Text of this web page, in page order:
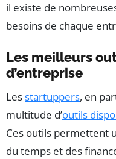
il existe de
besoins de chaque
Les meilleurs
d’entreprise
Lesstartuppers, en
multitude d’outils
Ces outils permettent
du temps et des